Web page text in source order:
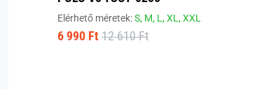
Elérhető méretek:S, M, L,XL,XXL
6 990 Ft 12 610 Ft